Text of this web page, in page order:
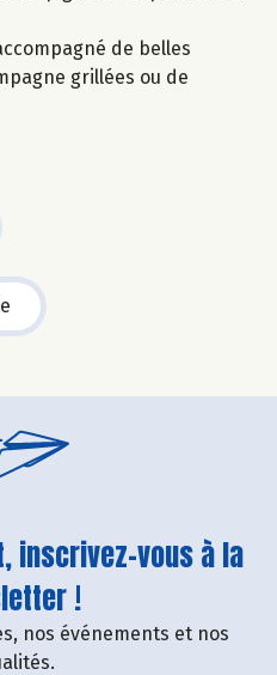
de belles
grillées ou de
inscrivez-vous à la
!
nos événements et nos